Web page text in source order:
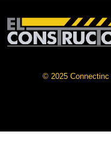
© 2025 Connectinc